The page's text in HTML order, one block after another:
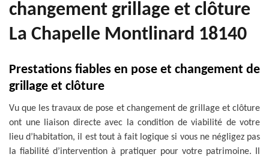
changement grillage et clôture
La Chapelle Montlinard 18140
Prestations fiables en pose et changement de
grillage et clôture
Vu que les travaux de pose et changement de grillage et clôture
ont une liaison directe avec la condition de viabilité de votre
lieu d’habitation, il est tout à fait logique si vous ne négligez pas
la fiabilité d’intervention à pratiquer pour votre patrimoine. Il